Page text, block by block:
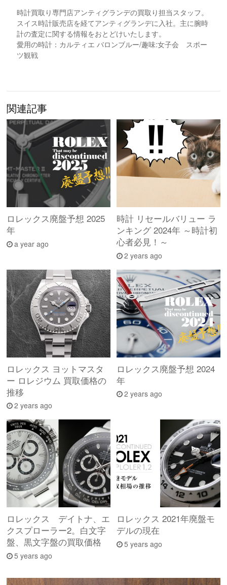
時計買取り専門店アンティグランデの買取り担当スタッフ。
スイス時計販売店を経てアンティグランデに入社。主に腕時
計の査定に関する情報をおとどけいたします。
愛用の時計：カルティエ バロンブルー/趣味:女子会 スポー
ツ観戦
関連記事
ロレックス廃盤予想 2025
年
a year ago
時計 リセールバリュー ラ
ンキング 2024年 ～時計初
心者必見！～
2 years ago
ロレックス ヨットマスタ
ー ロレジウム 買取価格の
推移
2 years ago
ロレックス廃盤予想 2024
年
2 years ago
ロレックス デイトナ、エ
クスプローラー2。白文字
盤、黒文字盤の買取価格
5 years ago
ロレックス 2021年廃盤モ
デルの現在
5 years ago